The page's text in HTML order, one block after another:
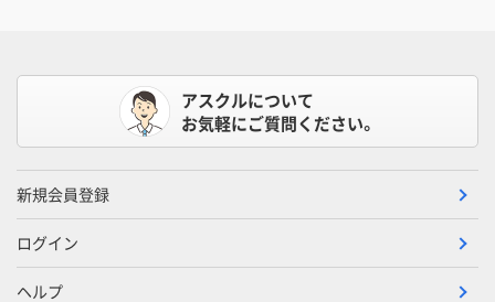
アスクルについて
お気軽にご質問ください。
新規会員登録
ログイン
ヘルプ